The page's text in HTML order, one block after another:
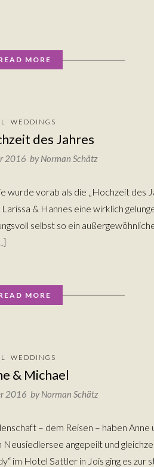
MORE
WEDDINGS
des Jahres
2016 byNorman Schätz
wurde vorab als die „Hochzeit des
& Hannes eine wirklich
selbst so ein
MORE
WEDDINGS
& Michael
2016 byNorman Schätz
– dem Reisen – haben Anne
angepeilt und
im Hotel Sattler in Jois ging es zur